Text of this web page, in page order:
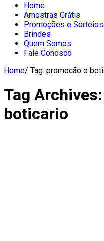
Home
Amostras Grátis
Promoções e Sorteios
Brindes
Quem Somos
Fale Conosco
Home/ Tag: promocão o
Tag Archives:
boticario